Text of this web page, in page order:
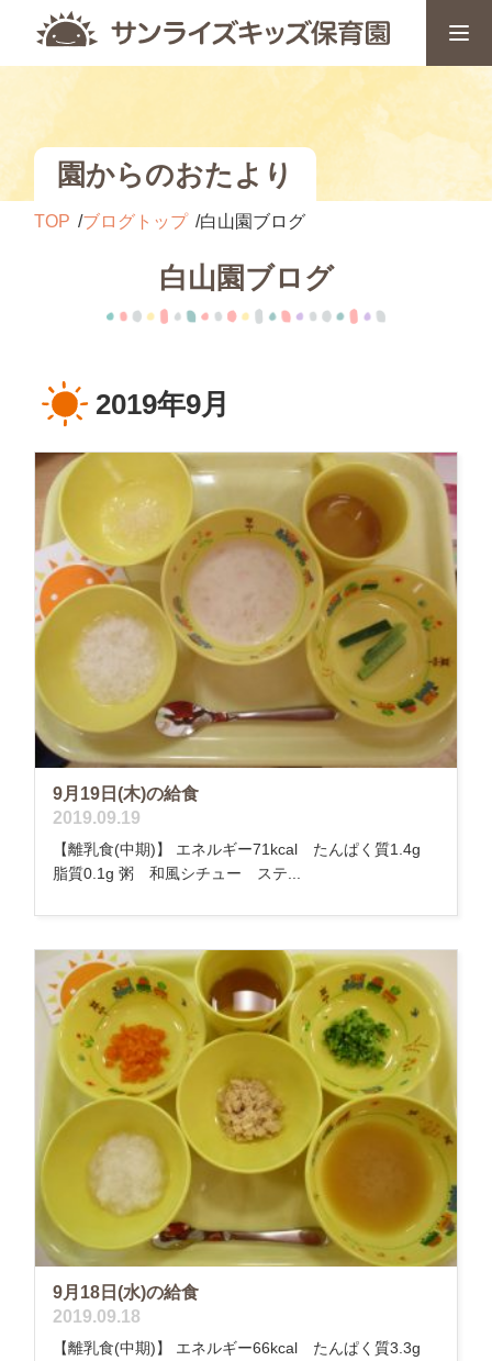
園からのおたより
TOP ブログトップ 白山園ブログ
白山園ブログ
2019年9月
9月19日(木)の給食
2019.09.19
【離乳食(中期)】 エネルギー71kcal たんぱく質1.4g
脂質0.1g 粥 和風シチュー ステ...
9月18日(水)の給食
2019.09.18
【離乳食(中期)】 エネルギー66kcal たんぱく質3.3g